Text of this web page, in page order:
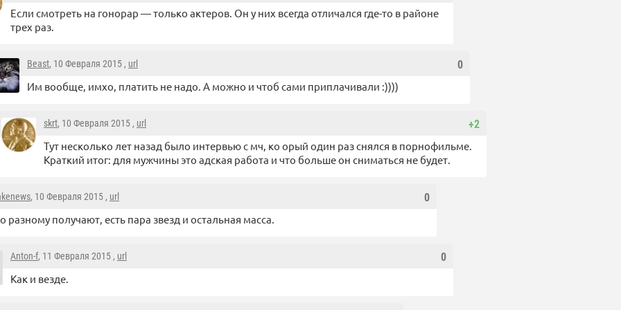
Если смотреть на гонорар — только актеров. Он у них всегда отличался где-то в районе
трех раз.
0
Beast, 10 Февраля 2015 , url
Им вообще, имхо, платить не надо. А можно и чтоб сами приплачивали :))))
+2
skrt, 10 Февраля 2015 , url
Тут несколько лет назад было интервью с мч, ко орый один раз снялся в порнофильме.
Краткий итог: для мужчины это адская работа и что больше он сниматься не будет.
0
, 10 Февраля 2015 , url
разному получают, есть пара звезд и остальная масса.
0
Anton-f, 11 Февраля 2015 , url
Как и везде.